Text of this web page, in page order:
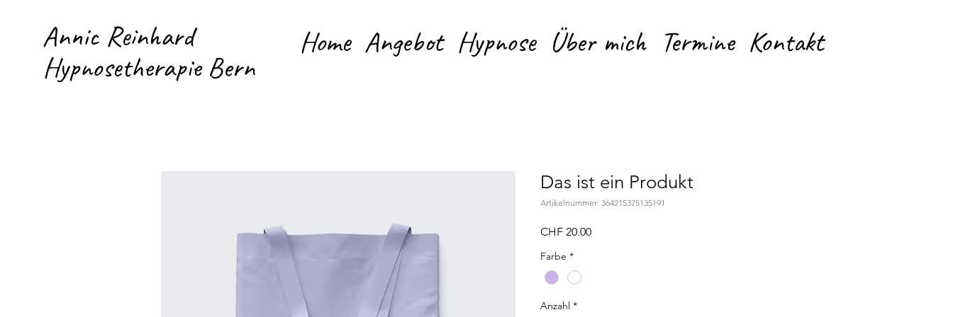
Annic Reinhard
Hypnosetherapie Bern
Home Angebot Hypnose Über mich Termine Kontakt
Das ist ein Produkt
Artikelnummer: 364215375135191
CHF 20.00Preis
Farbe *
Anzahl *